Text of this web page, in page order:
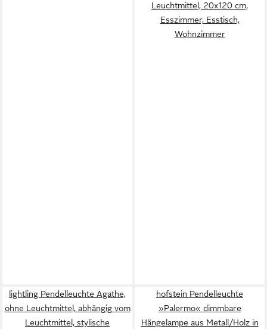
Leuchtmittel, 20x120 cm,
Esszimmer, Esstisch,
Wohnzimmer
lightling Pendelleuchte Agathe,
ohne Leuchtmittel, abhängig vom
Leuchtmittel, stylische
hofstein Pendelleuchte
»Palermo« dimmbare
Hängelampe aus Metall/Holz in